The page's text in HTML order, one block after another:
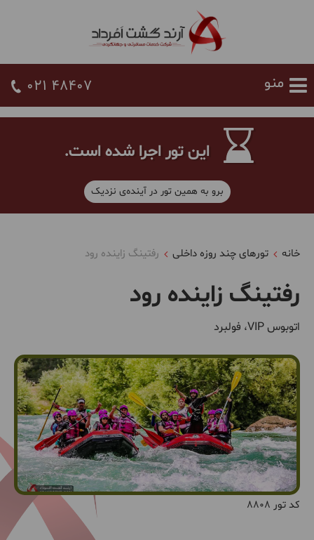
021 48407
این تور اجرا شده است.
برو به همین تور در آینده‌ی نزدیک
خانه تورهای چند روزه داخلی رفتینگ زاینده رود
رفتینگ زاینده رود
اتوبوس VIP، فولبرد
کد تور 8808